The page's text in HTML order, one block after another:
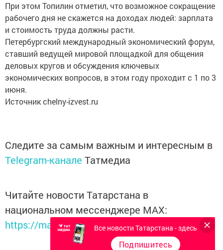
При этом Топилин отметил, что возможное сокращение
рабочего дня не скажется на доходах людей: зарплата
и стоимость труда должны расти.
Петербургский международный экономический форум,
ставший ведущей мировой площадкой для общения
деловых кругов и обсуждения ключевых
экономических вопросов, в этом году проходит с 1 по 3
июня.
Источник chelny-izvest.ru
Следите за самым важным и интересным в
Telegram-канале Татмедиа
Читайте новости Татарстана в
национальном мессенджере MАХ:
https://max.ru/tatmediaВсе новости Татарстана - здесь
Подпишитесь